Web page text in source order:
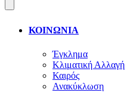
ΚΟΙΝΩΝΙΑ
Έγκλημα
Κλιματική Αλλαγή
Καιρός
Ανακύκλωση